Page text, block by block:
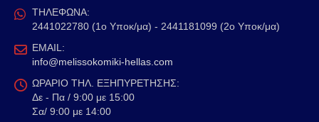
ΤΗΛΕΦΩΝΑ:
2441022780 (1ο Υποκ/μα) - 2441181099 (2ο Υποκ/μα)
EMAIL:
info@melissokomiki-hellas.com
ΩΡΑΡΙΟ ΤΗΛ. ΕΞΗΠΥΡΕΤΗΣΗΣ:
Δε - Πα / 9:00 με 15:00
Σα/ 9:00 με 14:00